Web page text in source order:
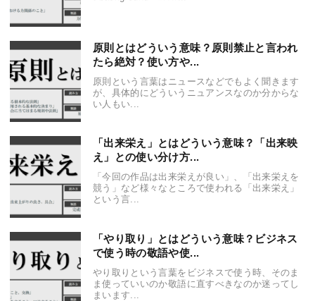
原則とはどういう意味？原則禁止と言われ
たら絶対？使い方や...
原則という言葉はニュースなどでもよく聞きます
が、具体的にどういうニュアンスなのか分からな
い人もい...
「出来栄え」とはどういう意味？「出来映
え」との使い分け方...
「今回の作品は出来栄えが良い」、「出来栄えを
競う」など様々なところで使われる「出来栄え」
という言...
「やり取り」とはどういう意味？ビジネス
で使う時の敬語や使...
やり取りという言葉をビジネスで使う時、そのま
ま使っていいのか敬語に直すべきなのか迷ってし
まいます...